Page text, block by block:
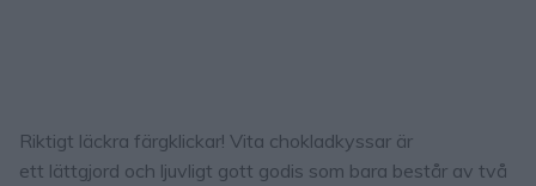
Riktigt läckra färgklickar! Vita chokladkyssar är
ett lättgjord och ljuvligt gott godis som bara består av två